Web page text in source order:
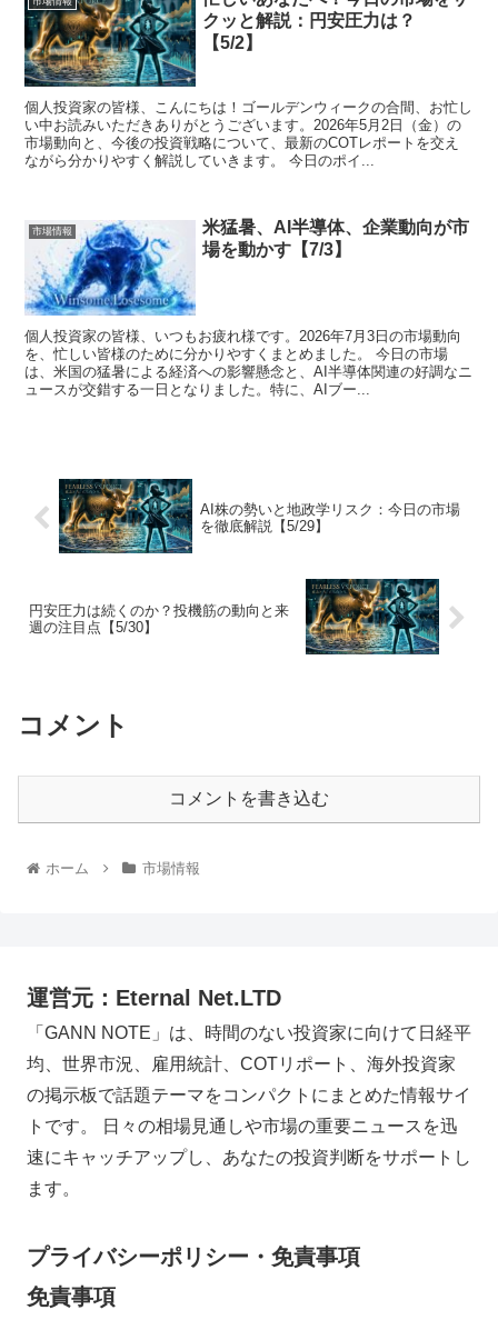
クッと解説：円安圧力は？
【5/2】
個人投資家の皆様、こんにちは！ゴールデンウィークの合間、お忙し
い中お読みいただきありがとうございます。2026年5月2日（金）の
市場動向と、今後の投資戦略について、最新のCOTレポートを交え
ながら分かりやすく解説していきます。 今日のポイ...
市場情報
米猛暑、AI半導体、企業動向が市
場を動かす【7/3】
個人投資家の皆様、いつもお疲れ様です。2026年7月3日の市場動向
を、忙しい皆様のために分かりやすくまとめました。 今日の市場
は、米国の猛暑による経済への影響懸念と、AI半導体関連の好調なニ
ュースが交錯する一日となりました。特に、AIブー...
AI株の勢いと地政学リスク：今日の市場
を徹底解説【5/29】
円安圧力は続くのか？投機筋の動向と来
週の注目点【5/30】
コメント
コメントを書き込む
ホーム 市場情報
運営元：Eternal Net.LTD
「GANN NOTE」は、時間のない投資家に向けて日経平
均、世界市況、雇用統計、COTリポート、海外投資家
の掲示板で話題テーマをコンパクトにまとめた情報サイ
トです。 日々の相場見通しや市場の重要ニュースを迅
速にキャッチアップし、あなたの投資判断をサポートし
ます。
プライバシーポリシー・免責事項
免責事項